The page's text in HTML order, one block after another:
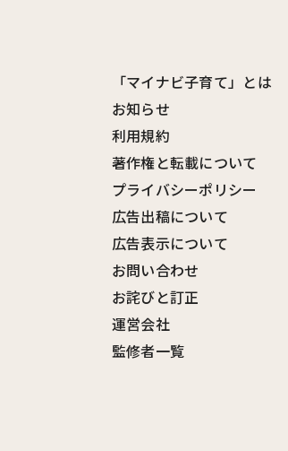
「マイナビ子育て」とは
お知らせ
利用規約
著作権と転載について
プライバシーポリシー
広告出稿について
広告表示について
お問い合わせ
お詫びと訂正
運営会社
監修者一覧